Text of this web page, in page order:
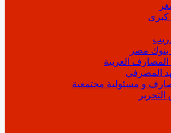
بنوك مصر
المصارف العربية
المصرفي
و مسئولية مجتمعية